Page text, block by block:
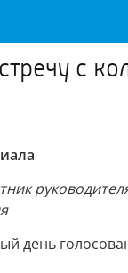
с
день